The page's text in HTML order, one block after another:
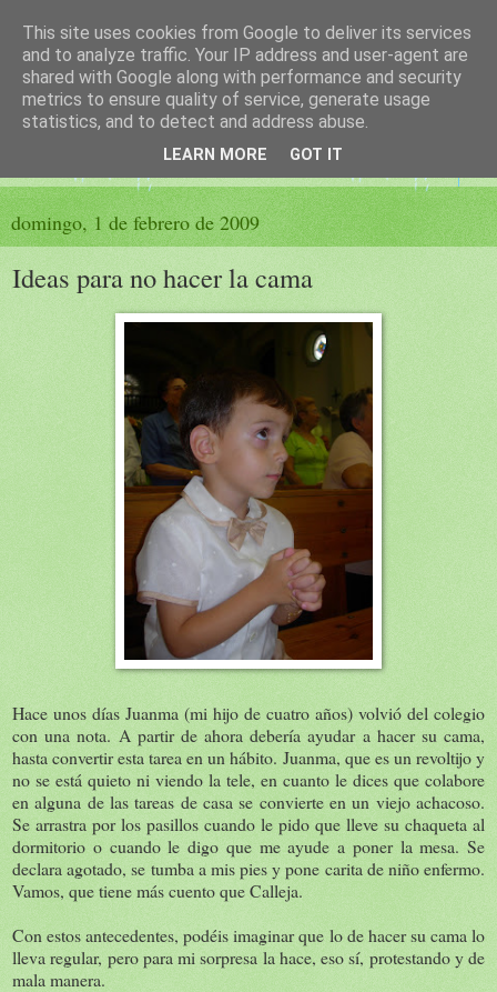
El sueño de las palabras
PÁGINA LITERARIA DE FELISA MORENO
domingo, 1 de febrero de 2009
Ideas para no hacer la cama
Hace unos días Juanma (mi hijo de cuatro años) volvió del colegio
con una nota. A partir de ahora debería ayudar a hacer su cama,
hasta convertir esta tarea en un hábito. Juanma, que es un revoltijo y
no se está quieto ni viendo la tele, en cuanto le dices que colabore
en alguna de las tareas de casa se convierte en un viejo achacoso.
Se arrastra por los pasillos cuando le pido que lleve su chaqueta al
dormitorio o cuando le digo que me ayude a poner la mesa. Se
declara agotado, se tumba a mis pies y pone carita de niño enfermo.
Vamos, que tiene más cuento que Calleja.
Con estos antecedentes, podéis imaginar que lo de hacer su cama lo
lleva regular, pero para mi sorpresa la hace, eso sí, protestando y de
mala manera.
This site uses cookies from Google to deliver its services
and to analyze traffic. Your IP address and user-agent are
shared with Google along with performance and security
metrics to ensure quality of service, generate usage
statistics, and to detect and address abuse.
LEARN MORE GOT IT